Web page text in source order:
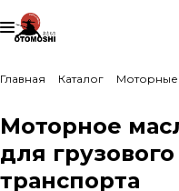
Главная Каталог Моторные
Моторное
для грузового
транспорта